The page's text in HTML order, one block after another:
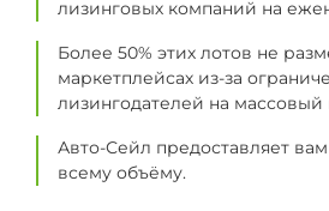
лизинговых компаний на
Более 50% этих лотов не
маркетплейсах из-за
лизингодателей на массовый
Авто-Сейл предоставляет
всему объёму.